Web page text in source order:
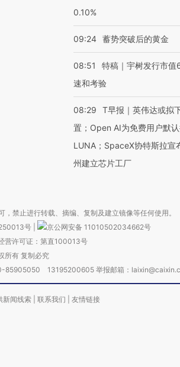
0.10%
09:24 蓄势突破后的黄金
08:51
特稿｜宇树发行市值
速和考验
08:29
T早报｜英伟达或拟
置；Open AI为免费用户默
LUNA；SpaceX协特斯拉宣
州建立芯片工厂
禁止进行转载、摘编、复制及建立镜像等任何使用。
号
京公网安备 11010502034662号
营许可证：第直100013号
所有 复制必究
85905050 13195200605 举报邮箱：
新闻线索 联系我们 友情链接